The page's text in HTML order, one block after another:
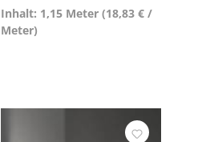
Inhalt: 1,15 Meter (18,83 € /
Meter)